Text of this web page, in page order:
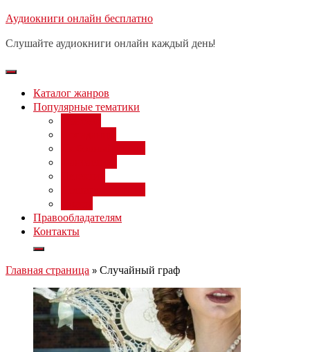
Перейти
содержимому
Аудиокниги онлайн бесплатно
Слушайте аудиокниги онлайн каждый день!
Каталог жанров
Популярные тематики
Правообладателям
Контакты
Главная страница » Случайный граф
Бесплатный вебинар: заработок
день